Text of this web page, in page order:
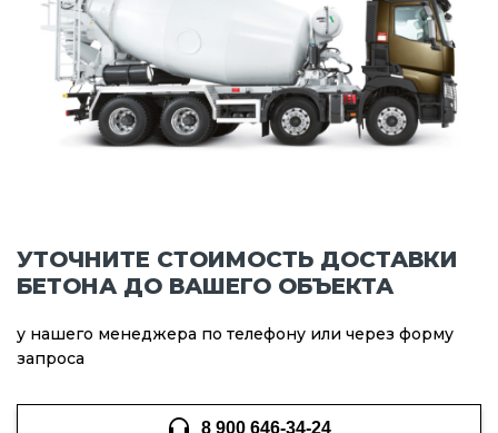
УТОЧНИТЕ СТОИМОСТЬ ДОСТАВКИ
БЕТОНА ДО ВАШЕГО ОБЪЕКТА
у нашего менеджера по телефону или через форму
запроса
8 900 646-34-24